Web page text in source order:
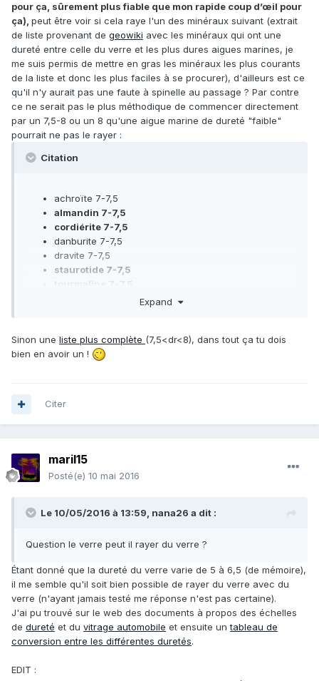
pour ça, sûrement plus fiable que mon rapide coup d’œil pour
ça), peut être voir si cela raye l'un des minéraux suivant (extrait
de liste provenant de geowiki avec les minéraux qui ont une
dureté entre celle du verre et les plus dures aigues marines, je
me suis permis de mettre en gras les minéraux les plus courants
de la liste et donc les plus faciles à se procurer), d'ailleurs est ce
qu'il n'y aurait pas une faute à spinelle au passage ? Par contre
ce ne serait pas le plus méthodique de commencer directement
par un 7,5-8 ou un 8 qu'une aigue marine de dureté "faible"
pourrait ne pas le rayer :
Citation
achroïte 7-7,5
almandin 7-7,5
cordiérite 7-7,5
danburite 7-7,5
dravite 7-7,5
staurotide 7-7,5
tourmaline 7-7,5
pyrope 7,5
zircon 7,5
grossulaire 7,5-8
8/
spinel 8
Expand
Sinon une liste plus complète (7,5<dr<8), dans tout ça tu dois
bien en avoir un !
Citer
maril15
Posté(e) 10 mai 2016
Le 10/05/2016 à 13:59, nana26 a dit :
Question le verre peut il rayer du verre ?
Étant donné que la dureté du verre varie de 5 à 6,5 (de mémoire),
il me semble qu'il soit bien possible de rayer du verre avec du
verre (n'ayant jamais testé me réponse n'est pas certaine).
J'ai pu trouvé sur le web des documents à propos des échelles
de dureté et du vitrage automobile et ensuite untableau de
conversion entre les différentes duretés.
EDIT :